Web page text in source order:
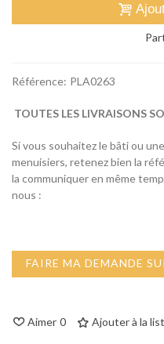
Référence: PLA0263
TOUTES LES LIVRAISONS
Si vous souhaitez le bâti ou
menuisiers, retenez bien la
la communiquer en même
nous :
FAIRE MA DEMANDE
Aimer 0 Ajouter à la